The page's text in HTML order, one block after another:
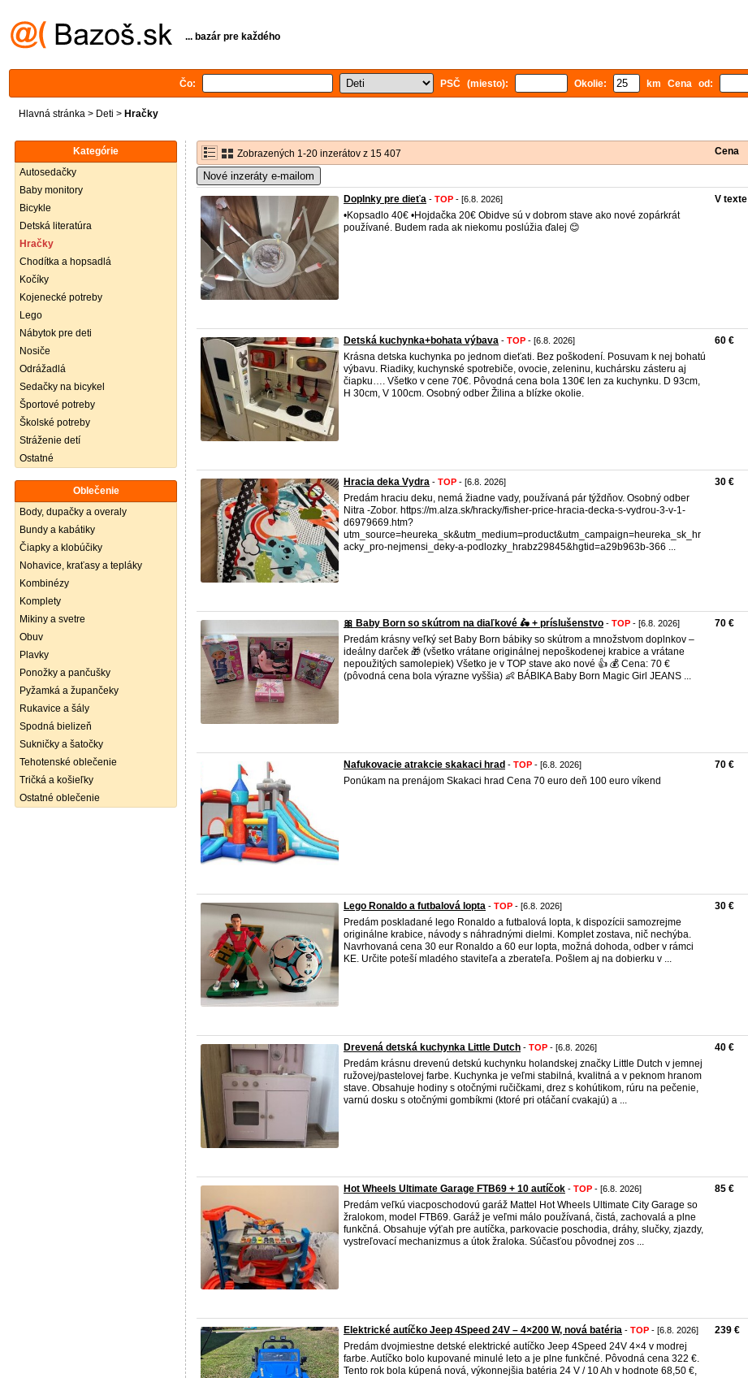
... bazár pre každého
Čo: PSČ (miesto): Okolie: km Cena od:
Hlavná stránka > Deti > Hračky
Kategórie
Autosedačky
Baby monitory
Bicykle
Detská literatúra
Hračky
Chodítka a hopsadlá
Kočíky
Kojenecké potreby
Lego
Nábytok pre deti
Nosiče
Odrážadlá
Sedačky na bicykel
Športové potreby
Školské potreby
Stráženie detí
Ostatné
Oblečenie
Body, dupačky a overaly
Bundy a kabátiky
Čiapky a klobúčiky
Nohavice, kraťasy a tepláky
Kombinézy
Komplety
Mikiny a svetre
Obuv
Plavky
Ponožky a pančušky
Pyžamká a župančeky
Rukavice a šály
Spodná bielizeň
Sukničky a šatočky
Tehotenské oblečenie
Tričká a košieľky
Ostatné oblečenie
Zobrazených 1-20 inzerátov z 15 407 Cena
Nové inzeráty e-mailom
Doplnky pre dieťa - TOP - [6.8. 2026]
•Kopsadlo 40€ •Hojdačka 20€ Obidve sú v dobrom stave ako nové zopárkrát
používané. Budem rada ak niekomu poslúžia ďalej 😊
V texte
Detská kuchynka+bohata výbava - TOP - [6.8. 2026]
Krásna detska kuchynka po jednom dieťati. Bez poškodení. Posuvam k nej bohatú
výbavu. Riadiky, kuchynské spotrebiče, ovocie, zeleninu, kuchársku zásteru aj
čiapku…. Všetko v cene 70€. Pôvodná cena bola 130€ len za kuchynku. D 93cm,
H 30cm, V 100cm. Osobný odber Žilina a blízke okolie.
60 €
Hracia deka Vydra - TOP - [6.8. 2026]
Predám hraciu deku, nemá žiadne vady, používaná pár týždňov. Osobný odber
Nitra -Zobor. https://m.alza.sk/hracky/fisher-price-hracia-decka-s-vydrou-3-v-1-
d6979669.htm?
utm_source=heureka_sk&utm_medium=product&utm_campaign=heureka_sk_hr
acky_pro-nejmensi_deky-a-podlozky_hrabz29845&hgtid=a29b963b-366 ...
30 €
🎀 Baby Born so skútrom na diaľkové 🛵 + príslušenstvo - TOP - [6.8. 2026]
Predám krásny veľký set Baby Born bábiky so skútrom a množstvom doplnkov –
ideálny darček 🎁 (všetko vrátane originálnej nepoškodenej krabice a vrátane
nepoužitých samolepiek) Všetko je v TOP stave ako nové 👍 💰 Cena: 70 €
(pôvodná cena bola výrazne vyššia) 👶 BÁBIKA Baby Born Magic Girl JEANS ...
70 €
Nafukovacie atrakcie skakaci hrad - TOP - [6.8. 2026]
Ponúkam na prenájom Skakaci hrad Cena 70 euro deň 100 euro víkend
70 €
Lego Ronaldo a futbalová lopta - TOP - [6.8. 2026]
Predám poskladané lego Ronaldo a futbalová lopta, k dispozícii samozrejme
originálne krabice, návody s náhradnými dielmi. Komplet zostava, nič nechýba.
Navrhovaná cena 30 eur Ronaldo a 60 eur lopta, možná dohoda, odber v rámci
KE. Určite poteší mladého staviteľa a zberateľa. Pošlem aj na dobierku v ...
30 €
Drevená detská kuchynka Little Dutch - TOP - [6.8. 2026]
Predám krásnu drevenú detskú kuchynku holandskej značky Little Dutch v jemnej
ružovej/pastelovej farbe. Kuchynka je veľmi stabilná, kvalitná a v peknom hranom
stave. Obsahuje hodiny s otočnými ručičkami, drez s kohútikom, rúru na pečenie,
varnú dosku s otočnými gombíkmi (ktoré pri otáčaní cvakajú) a ...
40 €
Hot Wheels Ultimate Garage FTB69 + 10 autíčok - TOP - [6.8. 2026]
Predám veľkú viacposchodovú garáž Mattel Hot Wheels Ultimate City Garage so
žralokom, model FTB69. Garáž je veľmi málo používaná, čistá, zachovalá a plne
funkčná. Obsahuje výťah pre autíčka, parkovacie poschodia, dráhy, slučky, zjazdy,
vystreľovací mechanizmus a útok žraloka. Súčasťou pôvodnej zos ...
85 €
Elektrické autíčko Jeep 4Speed 24V – 4×200 W, nová batéria - TOP - [6.8. 2026]
Predám dvojmiestne detské elektrické autíčko Jeep 4Speed 24V 4×4 v modrej
farbe. Autíčko bolo kupované minulé leto a je plne funkčné. Pôvodná cena 322 €.
Tento rok bola kúpená nová, výkonnejšia batéria 24 V / 10 Ah v hodnote 68,50 €,
239 €